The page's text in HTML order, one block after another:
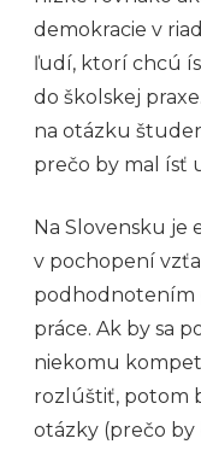
demokracie v
ľudí, ktorí chcú
do školskej
na otázku
prečo by mal ísť
Na Slovensku je
v pochopení
podhodnotením
práce. Ak by sa
niekomu
rozlúštiť, potom
otázky (prečo